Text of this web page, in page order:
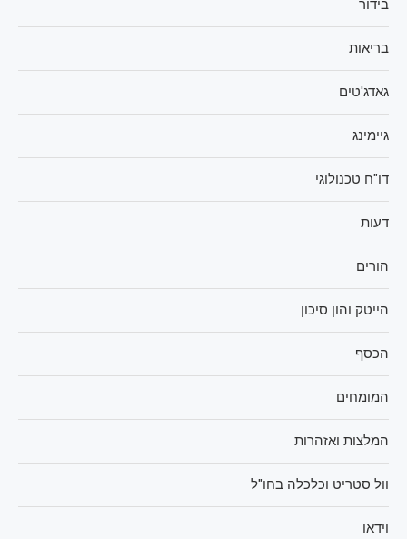
בידור
בריאות
גאדג'טים
גיימינג
דו"ח טכנולוגי
דעות
הורים
הייטק והון סיכון
הכסף
המומחים
המלצות ואזהרות
וול סטריט וכלכלה בחו"ל
וידאו